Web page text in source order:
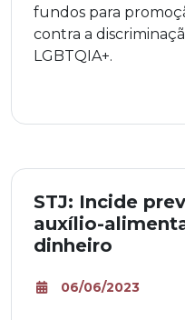
fundos para
contra a
LGBTQIA+.
STJ: Incide
auxílio-
dinheiro
06/06/2023